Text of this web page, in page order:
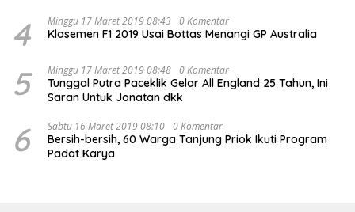
4 Minggu 17 Maret 2019 08:43 0 Komentar
Klasemen F1 2019 Usai Bottas Menangi GP Australia
5 Minggu 17 Maret 2019 08:48 0 Komentar
Tunggal Putra Paceklik Gelar All England 25 Tahun, Ini
Saran Untuk Jonatan dkk
6 Sabtu 16 Maret 2019 08:10 0 Komentar
Bersih-bersih, 60 Warga Tanjung Priok Ikuti Program
Padat Karya